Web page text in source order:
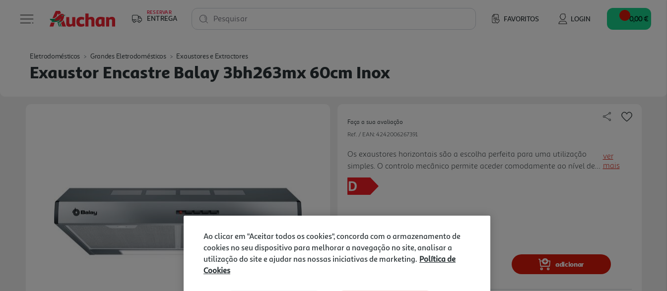
RESERVAR
ENTREGA FAVORITOS LOGIN
Pesquisar 0,00 €
Eletrodomésticos Grandes Eletrodomésticos Exaustores e Extractores
Exaustor Encastre Balay 3bh263mx 60cm Inox
Faça a sua avaliação
Ref. / EAN: 4242006267391
Os exaustores horizontais são a escolha perfeita para uma utilização
simples. O controlo mecânico permite aceder comodamente ao nível de
potência desejado. Filtros tradicionais de alumínio multicamada:
eficientes e laváveis na máquina de lavar loiça. Adap ta-se a qualquer
Iluminação LED: a mais eficaz, duradoura e eficiente, para que não perca
ver
mais
199,99 €
adicionar
Ao clicar em "Aceitar todos os cookies", concorda com o armazenamento de
cookies no seu dispositivo para melhorar a navegação no site, analisar a
utilização do site e ajudar nas nossas iniciativas de marketing. Política de
Cookies